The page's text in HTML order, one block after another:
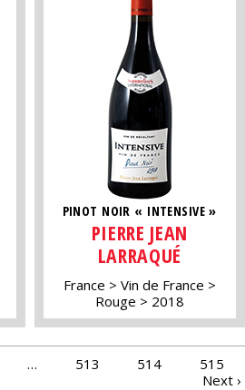
PINOT NOIR « INTENSIVE »
PIERRE JEAN
LARRAQUÉ
France
Vin de France
Rouge
2018
… 513 514 515
Next ›